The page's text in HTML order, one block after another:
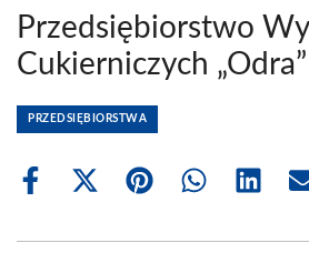
Przedsiębiorstwo
Cukierniczych „Odra”
PRZEDSIĘBIORSTWA
Share
Share
(Twitter)
Share Share Share